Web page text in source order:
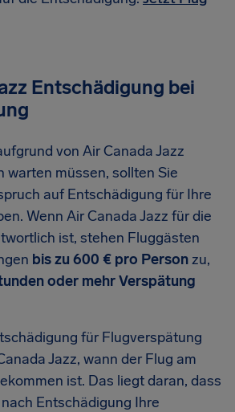
Entschädigung bei
von Air Canada Jazz
warten müssen, sollten Sie
auf Entschädigung für Ihre
Wenn Air Canada Jazz für die
ist, stehen Fluggästen
bis zu 600 € pro Personzu,
oder mehr Verspätung
für Flugverspätung
Jazz, wann der Flug am
ist. Das liegt daran, dass
Entschädigung Ihre